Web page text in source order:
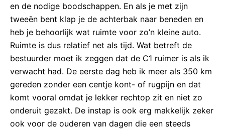
en de nodige boodschappen. En als je met zijn
tweeën bent klap je de achterbak naar beneden en
heb je behoorlijk wat ruimte voor zo’n kleine auto.
Ruimte is dus relatief net als tijd. Wat betreft de
bestuurder moet ik zeggen dat de C1 ruimer is als ik
verwacht had. De eerste dag heb ik meer als 350 km
gereden zonder een centje kont- of rugpijn en dat
komt vooral omdat je lekker rechtop zit en niet zo
onderuit gezakt. De instap is ook erg makkelijk zeker
ook voor de ouderen van dagen die een steeds